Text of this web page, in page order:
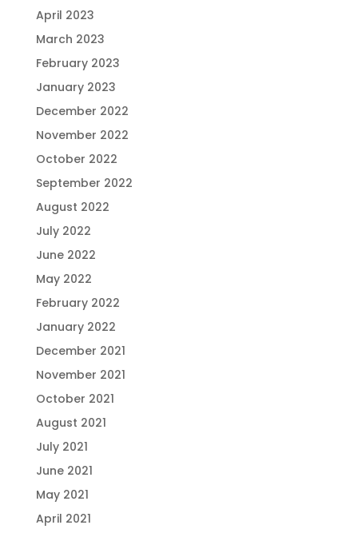
April 2023
March 2023
February 2023
January 2023
December 2022
November 2022
October 2022
September 2022
August 2022
July 2022
June 2022
May 2022
February 2022
January 2022
December 2021
November 2021
October 2021
August 2021
July 2021
June 2021
May 2021
April 2021